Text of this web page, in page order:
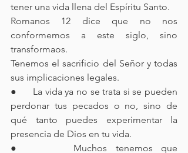
tener una vida llena del Espíritu Santo.
Romanos 12 dice que no nos
conformemos a este siglo, sino
transformaos.
Tenemos el sacrificio del Señor y todas
sus implicaciones legales.
●      La vida ya no se trata si se pueden
perdonar tus pecados o no, sino de
qué tanto puedes experimentar la
presencia de Dios en tu vida.
●      Muchos tenemos que